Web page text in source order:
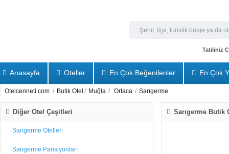
Tatiliniz
Anasayfa Oteller En Çok Beğenilenler En Çok
Otelcenneti.com / Butik Otel / Muğla / Ortaca / Sarıgerme
Diğer Otel Çeşitleri
Sarıgerme Otelleri
Sarıgerme Pansiyonları
Sarıgerme Butik